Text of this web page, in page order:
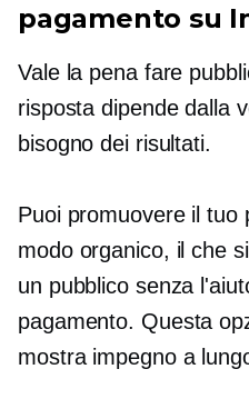
pagamento su
Vale la pena fare
risposta dipende dalla
bisogno dei risultati.
Puoi promuovere il tuo
modo organico, il che
un pubblico senza
pagamento. Questa
mostra impegno a